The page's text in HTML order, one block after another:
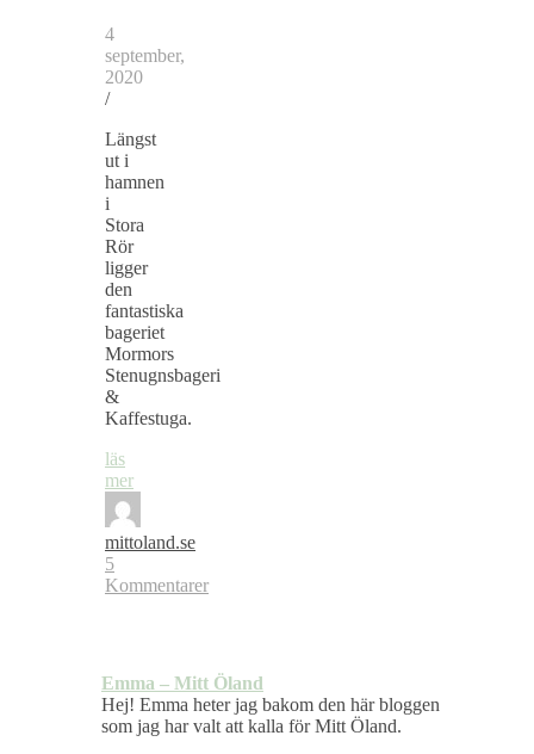
4
september,
2020
/
Längst
ut i
hamnen
i
Stora
Rör
ligger
den
fantastiska
bageriet
Mormors
Stenugnsbageri
&
Kaffestuga.
läs
mer
mittoland.se
5
Kommentarer
Emma – Mitt Öland
Hej! Emma heter jag bakom den här bloggen
som jag har valt att kalla för Mitt Öland.